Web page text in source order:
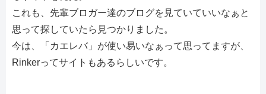
これも、先輩ブロガー達のブログを見ていていいなぁと
思って探していたら見つかりました。
今は、「カエレバ」が使い易いなぁって思ってますが、
Rinkerってサイトもあるらしいです。